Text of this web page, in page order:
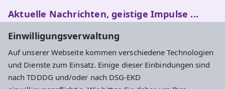
Einwilligungsverwaltung
Auf unserer Webseite kommen verschiedene Technologien
und Dienste zum Einsatz. Einige dieser Einbindungen sind
nach TDDDG und/oder nach DSG-EKD
Aktuelle Nachrichten, geistige Impulse ...
Newsletter entdecken
Adresse